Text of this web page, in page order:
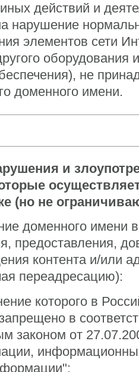
действий и
нарушение
элементов сети
оборудования
не
доменного имени.
и
(но не
доменного имени
предоставления,
контента и/или
переадресацию):
которого в
в
законом от